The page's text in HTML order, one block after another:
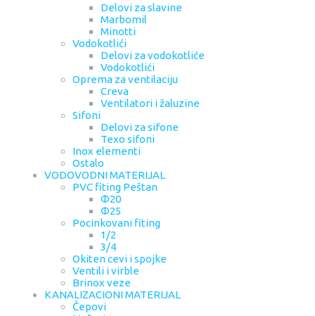
Delovi za slavine
Marbomil
Minotti
Vodokotlići
Delovi za vodokotliće
Vodokotlići
Oprema za ventilaciju
Creva
Ventilatori i žaluzine
Sifoni
Delovi za sifone
Texo sifoni
Inox elementi
Ostalo
VODOVODNI MATERIJAL
PVC fiting Peštan
Φ20
Φ25
Pocinkovani fiting
1/2
3/4
Okiten cevi i spojke
Ventili i virble
Brinox veze
KANALIZACIONI MATERIJAL
Čepovi